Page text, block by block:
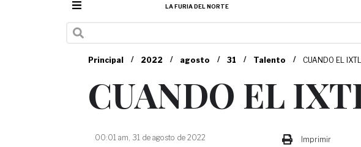
LA FURIA DEL NORTE
Principal / 2022 / agosto / 31 / Talento / CUANDO EL
CUANDO EL
00:01 am, 31 de agosto de 2022 Imprimir